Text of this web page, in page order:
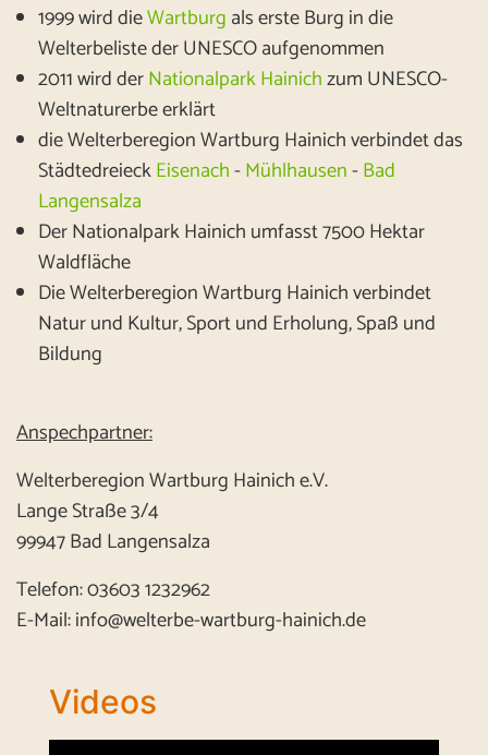
1999 wird dieWartburg als erste Burg in die
Welterbeliste der UNESCO aufgenommen
2011 wird derNationalpark Hainichzum UNESCO-
Weltnaturerbe erklärt
die Welterberegion Wartburg Hainich verbindet das
StädtedreieckEisenach-Mühlhausen-Bad
Langensalza
Der Nationalpark Hainich umfasst 7500 Hektar
Waldfläche
Die Welterberegion Wartburg Hainich verbindet
Natur und Kultur, Sport und Erholung, Spaß und
Bildung
Anspechpartner:
Welterberegion Wartburg Hainich e.V.
Lange Straße 3/4
99947 Bad Langensalza
Telefon: 03603 1232962
E-Mail: info@welterbe-wartburg-hainich.de
Videos